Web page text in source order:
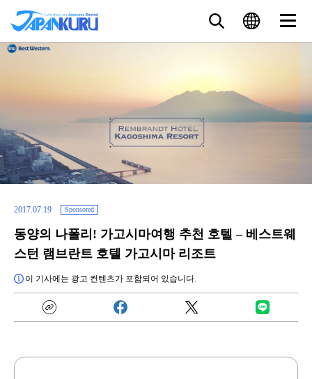
2017.07.19 Sponsored
동양의 나폴리! 가고시마여행 추천 호텔 – 베스트웨
스턴 램브란트 호텔 가고시마 리조트
이 기사에는 광고 컨텐츠가 포함되어 있습니다.